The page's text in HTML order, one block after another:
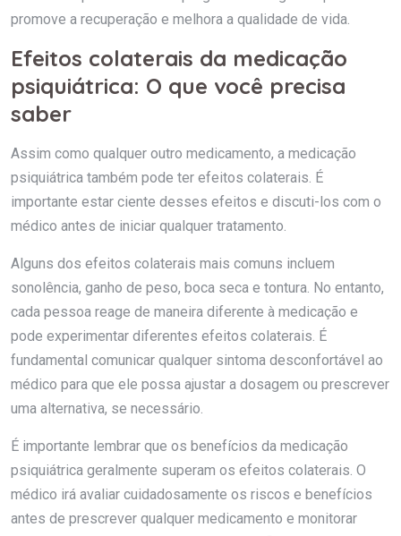
promove a recuperação e melhora a qualidade de vida.
Efeitos colaterais da medicação
psiquiátrica: O que você precisa
saber
Assim como qualquer outro medicamento, a medicação
psiquiátrica também pode ter efeitos colaterais. É
importante estar ciente desses efeitos e discuti-los com o
médico antes de iniciar qualquer tratamento.
Alguns dos efeitos colaterais mais comuns incluem
sonolência, ganho de peso, boca seca e tontura. No entanto,
cada pessoa reage de maneira diferente à medicação e
pode experimentar diferentes efeitos colaterais. É
fundamental comunicar qualquer sintoma desconfortável ao
médico para que ele possa ajustar a dosagem ou prescrever
uma alternativa, se necessário.
É importante lembrar que os benefícios da medicação
psiquiátrica geralmente superam os efeitos colaterais. O
médico irá avaliar cuidadosamente os riscos e benefícios
antes de prescrever qualquer medicamento e monitorar